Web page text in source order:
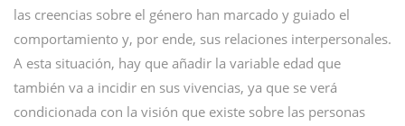
las creencias sobre el género han marcado y guiado el
comportamiento y, por ende, sus relaciones interpersonales.
A esta situación, hay que añadir la variable edad que
también va a incidir en sus vivencias, ya que se verá
condicionada con la visión que existe sobre las personas